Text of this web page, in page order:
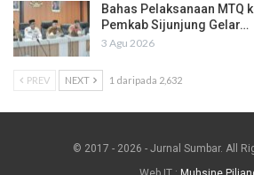
Bahas Pelaksanaan MTQ
Pemkab Sijunjung Gelar…
3 Agu 2026
PREV NEXT 1 daripada 2,632
© 2017 - 2026 - Jurnal Sumbar. All